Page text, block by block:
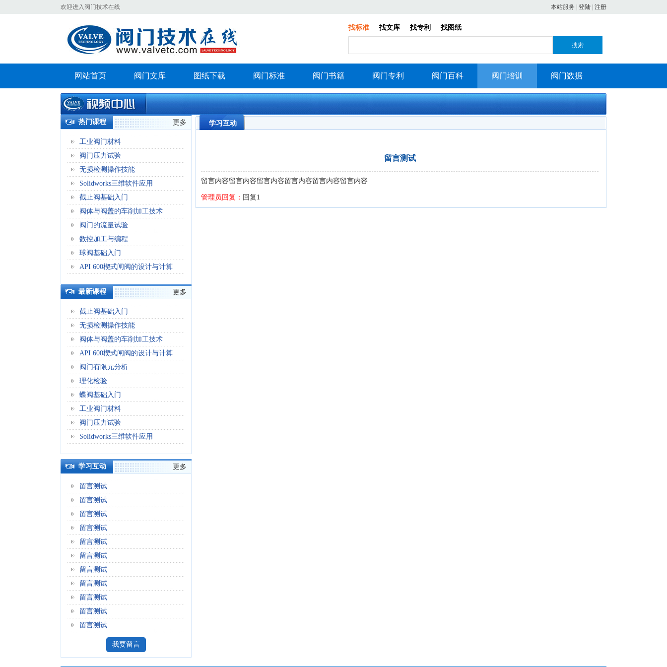
欢迎进入阀门技术在线 本站服务 登陆 注册
找标准 找文库 找专利 找图纸
搜索
网站首页 阀门文库 图纸下载 阀门标准 阀门书籍 阀门专利 阀门百科 阀门培训 阀门数据
热门课程 更多
工业阀门材料
阀门压力试验
无损检测操作技能
Solidworks三维软件应用
截止阀基础入门
阀体与阀盖的车削加工技术
阀门的流量试验
数控加工与编程
球阀基础入门
API 600楔式闸阀的设计与计算
最新课程 更多
截止阀基础入门
无损检测操作技能
阀体与阀盖的车削加工技术
API 600楔式闸阀的设计与计算
阀门有限元分析
理化检验
蝶阀基础入门
工业阀门材料
阀门压力试验
Solidworks三维软件应用
学习互动 更多
留言测试
留言测试
留言测试
留言测试
留言测试
留言测试
留言测试
留言测试
留言测试
留言测试
留言测试
我要留言
学习互动
留言测试
留言内容留言内容留言内容留言内容留言内容留言内容
管理员回复： 回复1